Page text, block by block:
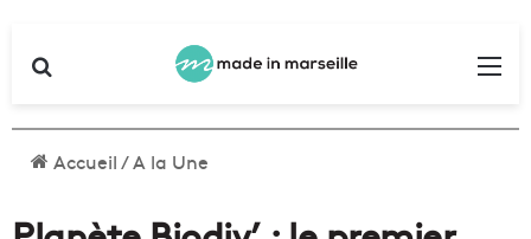
Accueil/A la Une